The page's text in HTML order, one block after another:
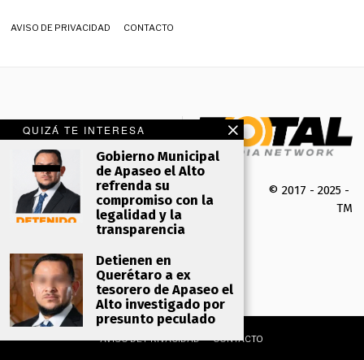
AVISO DE PRIVACIDAD CONTACTO
QUIZÁ TE INTERESA
Gobierno Municipal
de Apaseo el Alto
refrenda su
compromiso con la
legalidad y la
transparencia
Detienen en
Querétaro a ex
tesorero de Apaseo el
Alto investigado por
presunto peculado
© 2017 - 2025 -
AVISO DE PRIVACIDAD CONTACTO